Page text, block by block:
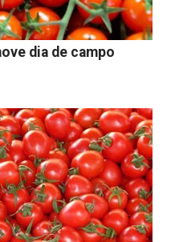
dia de campo